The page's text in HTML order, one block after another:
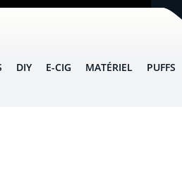
DIY E-CIG MATÉRIEL PUFFS